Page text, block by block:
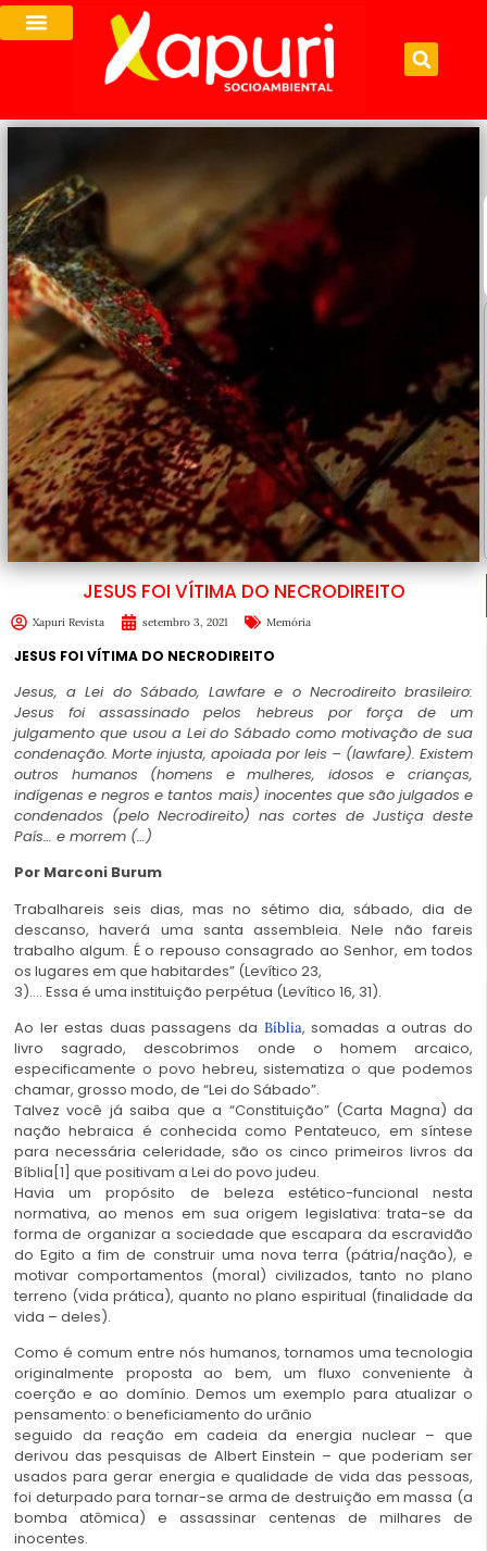
JESUS FOI VÍTIMA DO NECRODIREITO
Xapuri Revista setembro 3, 2021 Memória
JESUS FOI VÍTIMA DO NECRODIREITO
Jesus, a Lei do Sábado, Lawfare e o Necrodireito brasileiro:
Jesus foi assassinado pelos hebreus por força de um
julgamento que usou a Lei do Sábado como motivação de sua
condenação. Morte injusta, apoiada por leis – (lawfare). Existem
outros humanos (homens e mulheres, idosos e crianças,
indígenas e negros e tantos mais) inocentes que são julgados e
condenados (pelo Necrodireito) nas cortes de Justiça deste
País… e morrem (…)
Por Marconi Burum
Trabalhareis seis dias, mas no sétimo dia, sábado, dia de
descanso, haverá uma santa assembleia. Nele não fareis
trabalho algum. É o repouso consagrado ao Senhor, em todos
os lugares em que habitardes” (Levítico 23,
3)…. Essa é uma instituição perpétua (Levítico 16, 31).
Ao ler estas duas passagens da Bíblia, somadas a outras do
livro sagrado, descobrimos onde o homem arcaico,
especificamente o povo hebreu, sistematiza o que podemos
chamar, grosso modo, de “Lei do Sábado”.
Talvez você já saiba que a “Constituição” (Carta Magna) da
nação hebraica é conhecida como Pentateuco, em síntese
para necessária celeridade, são os cinco primeiros livros da
Bíblia[1] que positivam a Lei do povo judeu.
Havia um propósito de beleza estético-funcional nesta
normativa, ao menos em sua origem legislativa: trata-se da
forma de organizar a sociedade que escapara da escravidão
do Egito a fim de construir uma nova terra (pátria/nação), e
motivar comportamentos (moral) civilizados, tanto no plano
terreno (vida prática), quanto no plano espiritual (finalidade da
vida – deles).
Como é comum entre nós humanos, tornamos uma tecnologia
originalmente proposta ao bem, um fluxo conveniente à
coerção e ao domínio. Demos um exemplo para atualizar o
pensamento: o beneficiamento do urânio
seguido da reação em cadeia da energia nuclear – que
derivou das pesquisas de Albert Einstein – que poderiam ser
usados para gerar energia e qualidade de vida das pessoas,
foi deturpado para tornar-se arma de destruição em massa (a
bomba atômica) e assassinar centenas de milhares de
inocentes.